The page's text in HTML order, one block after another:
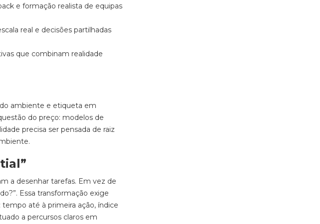
e formação realista de equipas
real e decisões partilhadas
que combinam realidade
ambiente e etiqueta em
do preço: modelos de
precisa ser pensada de raiz
a desenhar tarefas. Em vez de
Essa transformação exige
até à primeira ação, índice
a percursos claros em